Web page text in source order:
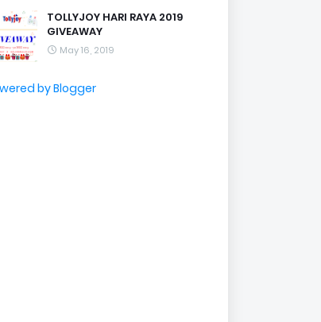
TOLLYJOY HARI RAYA 2019
GIVEAWAY
May 16, 2019
by Blogger